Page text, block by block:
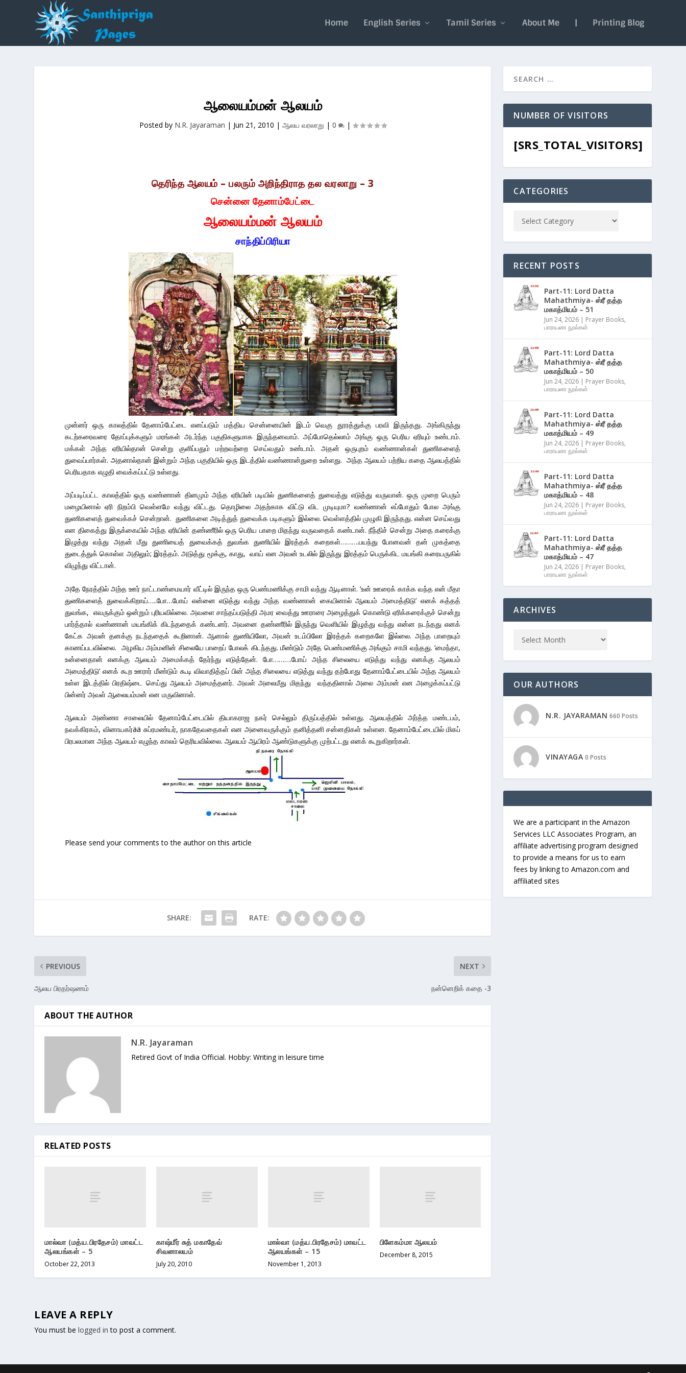
Home English Series Tamil Series About Me | Printing Blog
ஆலையம்மன் ஆலயம்
Posted by N.R. Jayaraman | Jun 21, 2010 | ஆலய வரலாறு | 0 |
தெரிந்த ஆலயம் – பலரும் அறிந்திராத தல வரலாறு – 3
சென்னை தேனாம்பேட்டை
ஆலையம்மன் ஆலயம்
சாந்திப்பிரியா
முன்னர் ஒரு காலத்தில் தேனாம்பேட்டை எனப்படும் மத்திய சென்னையின் இடம் வெகு தூரத்துக்கு பரவி இருந்தது. அங்கிருந்து
கடற்கரைவரை தோப்புக்களும் மரங்கள் அடர்ந்த பகுதிகளுமாக இருந்தனவாம். அப்போதெல்லாம் அங்கு ஒரு பெரிய ஏரியும் உண்டாம்.
மக்கள் அந்த ஏரியில்தான் சென்று குளிப்பதும் மற்றவற்றை செய்வதும் உண்டாம். அதன் ஒருபுறம் வண்ணான்கள் துணிகளைத்
துவைப்பார்கள். அதனால்தான் இன்றும் அந்த பகுதியில் ஒரு இடத்தில் வண்ணான்துறை உள்ளது. அந்த ஆலயம் பற்றிய கதை ஆலயத்தில்
பெரியதாக எழுதி வைக்கப்பட்டு உள்ளது.
அப்படிப்பட்ட காலத்தில் ஒரு வண்ணான் தினமும் அந்த ஏரியின் படியில் துணிகளைத் துவைத்து எடுத்து வருவான். ஒரு முறை பெரும்
மழையினால் ஏரி நிறம்பி வெள்ளமே வந்து விட்டது. தொழிலை அதற்காக விட்டு விட முடியுமா? வண்ணான் எப்போதும் போல அங்கு
துணிகளைத் துவைக்கச் சென்றான். துணிகளை அடித்துத் துவைக்க படிகளும் இல்லை. வெள்ளத்தில் முழுகி இருந்தது. என்ன செய்வது
என திகைத்து இருக்கையில் அந்த ஏரியின் தண்ணீரில் ஒரு பெரிய பாறை மிதந்து வருவதைக் கண்டான். நீந்திச் சென்று அதை கரைக்கு
இழுத்து வந்து அதன் மீது துணியைத் துவைக்கத் துவங்க துணியில் இரத்தக் கறைகள்……….பயந்து போனவன் தன் முகத்தை
துடைத்துக் கொள்ள அதிலும்; இரத்தம். அடுத்து மூக்கு, காது, வாய் என அவன் உடலில் இருந்து இரத்தம் பெருக்கிட மயங்கி கரையருகில்
விழுந்து விட்டான்.
அதே நேரத்தில் அற்த ஊர் நாட்டாண்மையார் வீட்டில் இருந்த ஒரு பெண்மணிக்கு சாமி வந்து ஆடினாள். ‘உன் ஊரைக் காக்க வந்த என் மீதா
துணிகளைத் துவைக்கிறாய்…..போ…போய் என்னை எடுத்து வந்து அந்த வண்ணான் கையினால் ஆலயம் அமைத்திடு’ எனக் கத்தத்
துவங்க, எவருக்கும் ஒன்றும் புரியவில்லை. அவளை சாந்தப்படுத்தி அமர வைத்து ஊராரை அழைத்துக் கொண்டு ஏரிக்கரைக்குச் சென்று
பார்த்தால் வண்ணான் மயங்கிக் கிடந்ததைக் கண்டனர். அவனை தண்ணீரில் இருந்து வெளியில் இழுத்து வந்து என்ன நடந்தது எனக்
கேட்க அவன் தனக்கு நடந்ததைக் கூறினான். ஆனால் துணியிலோ, அவன் உடம்பிலோ இரத்தக் கறைகளே இல்லை. அந்த பாறையும்
காணப்படவில்லை. அழகிய அம்மனின் சிலையே பாறைப் போலக் கிடந்தது. மீண்டும் அதே பெண்மணிக்கு அங்கும் சாமி வந்தது. ‘மைந்தா,
உன்னைதான் எனக்கு ஆலயம் அமைக்கத் தேர்ந்து எடுத்தேன். போ……….போய் அந்த சிலையை எடுத்து வந்து எனக்கு ஆலயம்
அமைத்திடு’ எனக் கூற ஊரார் மீண்டும் கூடி விவாதித்தப் பின் அந்த சிலையை எடுத்து வந்து தற்போது தேனாம்பேட்டையில் அந்த ஆலயம்
உள்ள இடத்தில் பிரதிஷ்டை செய்து ஆலயம் அமைத்தனர். அவள் அலைமீது மிதந்து வந்ததினால் அலை அம்மன் என அழைக்கப்பட்டு
பின்னர் அவள் ஆலையம்மன் என மருவினாள்.
ஆலயம் அண்ணா சாலையில் தேனாம்பேட்டையில் தியாகராஜ நகர் செல்லும் திருப்பத்தில் உள்ளது. ஆலயத்தில் அர்த்த மண்டபம்,
நவக்கிரகம், வினாயகர்ää சுப்ரமண்யர், நாகதேவதைகள் என அனைவருக்கும் தனித்தனி சன்னதிகள் உள்ளன. தேனாம்பேட்டையில் மிகப்
பிரபலமான அந்த ஆலயம் எழுந்த காலம் தெரியவில்லை. ஆலயம் ஆயிரம் ஆண்டுகளுக்கு முற்பட்டது எனக் கூறுகிறார்கள்.
Please send your comments to the author on this article
SHARE: RATE:
PREVIOUS
ஆலய பிரதர்ஷணம்
NEXT
நன்னெறிக் கதை -3
ABOUT THE AUTHOR
N.R. Jayaraman
Retired Govt of India Official. Hobby: Writing in leisure time
RELATED POSTS
மால்வா (மத்ய.பிரதேசம்) மாவட்ட
ஆலயங்கள் – 5
October 22, 2013
காஷ்மீர் சுத் மகாதேவ்
சிவனாலயம்
July 20, 2010
மால்வா (மத்ய.பிரதேசம்) மாவட்ட
ஆலயங்கள் – 15
November 1, 2013
பிளேகம்மா ஆலயம்
December 8, 2015
LEAVE A REPLY
You must belogged in to post a comment.
NUMBER OF VISITORS
[SRS_TOTAL_VISITORS]
CATEGORIES
RECENT POSTS
Part-11: Lord Datta
Mahathmiya- ஸ்ரீ தத்த
மகாத்மியம் – 51
Jun 24, 2026 | Prayer Books,
பாராயண நூல்கள்
Part-11: Lord Datta
Mahathmiya- ஸ்ரீ தத்த
மகாத்மியம் – 50
Jun 24, 2026 | Prayer Books,
பாராயண நூல்கள்
Part-11: Lord Datta
Mahathmiya- ஸ்ரீ தத்த
மகாத்மியம் – 49
Jun 24, 2026 | Prayer Books,
பாராயண நூல்கள்
Part-11: Lord Datta
Mahathmiya- ஸ்ரீ தத்த
மகாத்மியம் – 48
Jun 24, 2026 | Prayer Books,
பாராயண நூல்கள்
Part-11: Lord Datta
Mahathmiya- ஸ்ரீ தத்த
மகாத்மியம் – 47
Jun 24, 2026 | Prayer Books,
பாராயண நூல்கள்
ARCHIVES
OUR AUTHORS
N.R. JAYARAMAN 660 Posts
VINAYAGA 0 Posts
We are a participant in the Amazon
Services LLC Associates Program, an
affiliate advertising program designed
to provide a means for us to earn
fees by linking to Amazon.com and
affiliated sites